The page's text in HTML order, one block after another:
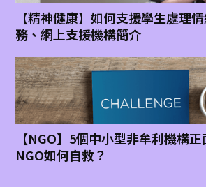
【精神健康】如何支援學生處理
務、網上支援機構簡介
【NGO】5個中小型非牟利機構正
NGO如何自救？